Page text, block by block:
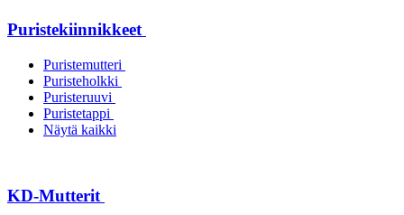
Puristekiinnikkeet
Puristemutteri
Puristeholkki
Puristeruuvi
Puristetappi
Näytä kaikki
KD-Mutterit